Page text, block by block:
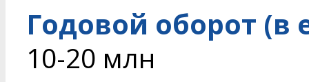
Годовой оборот (в
10-20 млн